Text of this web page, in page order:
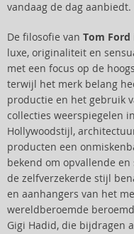
vandaag de dag aanbiedt.
De filosofie van Tom Ford
luxe, originaliteit en
met een focus op de
terwijl het merk belang
productie en het gebruik
collecties weerspiegelen
Hollywoodstijl,
producten een
bekend om opvallende
de zelfverzekerde stijl
en aanhangers van het
wereldberoemde
Gigi Hadid, die bijdragen